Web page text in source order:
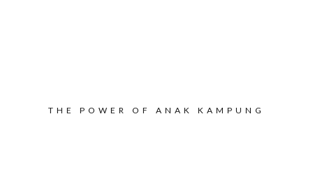
THE POWER OF ANAK KAMPUNG